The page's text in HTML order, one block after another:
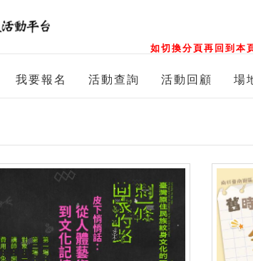
如切換分頁再回到本
我要報名 活動查詢 活動回顧 場